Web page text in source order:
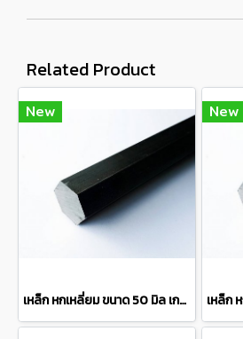
Related Product
New
เหล็ก หกเหลี่ยม ขนาด 50 มิล เกรด S45C Hexagon steel bar แบ่งขายความยาว 10 เซนติเมตร
New